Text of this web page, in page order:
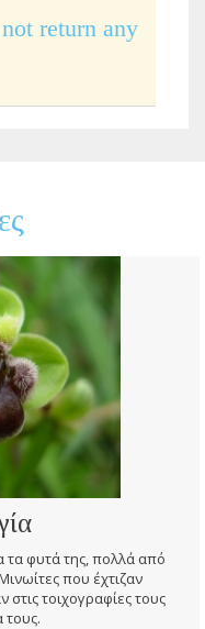
return any
τα φυτά της, πολλά από
που έχτιζαν
τοιχογραφίες τους
τους.